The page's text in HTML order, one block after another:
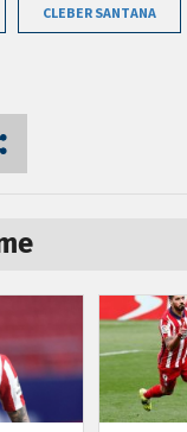
CLEBER SANTANA